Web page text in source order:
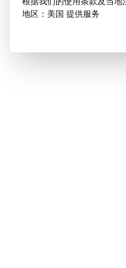
地区：美国 提供服务